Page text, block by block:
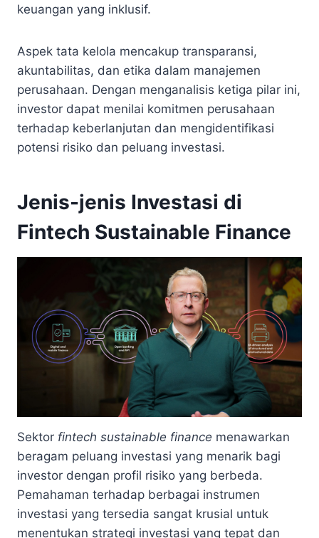
keuangan yang inklusif.
Aspek tata kelola mencakup transparansi,
akuntabilitas, dan etika dalam manajemen
perusahaan. Dengan menganalisis ketiga pilar ini,
investor dapat menilai komitmen perusahaan
terhadap keberlanjutan dan mengidentifikasi
potensi risiko dan peluang investasi.
Jenis-jenis Investasi di
Fintech Sustainable Finance
Sektor fintech sustainable finance menawarkan
beragam peluang investasi yang menarik bagi
investor dengan profil risiko yang berbeda.
Pemahaman terhadap berbagai instrumen
investasi yang tersedia sangat krusial untuk
menentukan strategi investasi yang tepat dan